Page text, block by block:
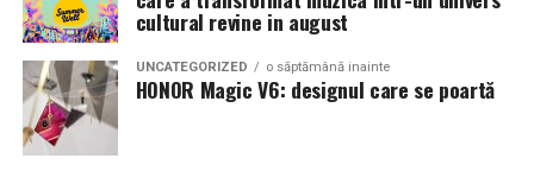
importantă a momentelor speciale din Maramureș,
combinând experiența organizatorică cu capacitatea de
a transforma fiecare eveniment într-o amintire
deosebită pentru participanți.
accentua liniile caroseriei si poate oferi un look
echilibrat, in timp ce o alegere gresita poate strica
proportiile, chiar daca restul masinii este bine realizat.
Anvelopele ca element vizual la show-uri auto
cultural revine in august
UNCATEGORIZED o săptămână inainte
HONOR Magic V6: designul care se poartă